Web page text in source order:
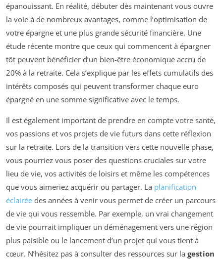
épanouissant. En réalité, débuter dès maintenant vous ouvre
la voie à de nombreux avantages, comme l’optimisation de
votre épargne et une plus grande sécurité financière. Une
étude récente montre que ceux qui commencent à épargner
tôt peuvent bénéficier d’un bien-être économique accru de
20% à la retraite. Cela s’explique par les effets cumulatifs des
intérêts composés qui peuvent transformer chaque euro
épargné en une somme significative avec le temps.
Il est également important de prendre en compte votre santé,
vos passions et vos projets de vie futurs dans cette réflexion
sur la retraite. Lors de la transition vers cette nouvelle phase,
vous pourriez vous poser des questions cruciales sur votre
lieu de vie, vos activités de loisirs et même les compétences
que vous aimeriez acquérir ou partager. La planification
éclairée des années à venir vous permet de créer un parcours
de vie qui vous ressemble. Par exemple, un vrai changement
de vie pourrait impliquer un déménagement vers une région
plus paisible ou le lancement d’un projet qui vous tient à
cœur. N’hésitez pas à consulter des ressources sur la gestion